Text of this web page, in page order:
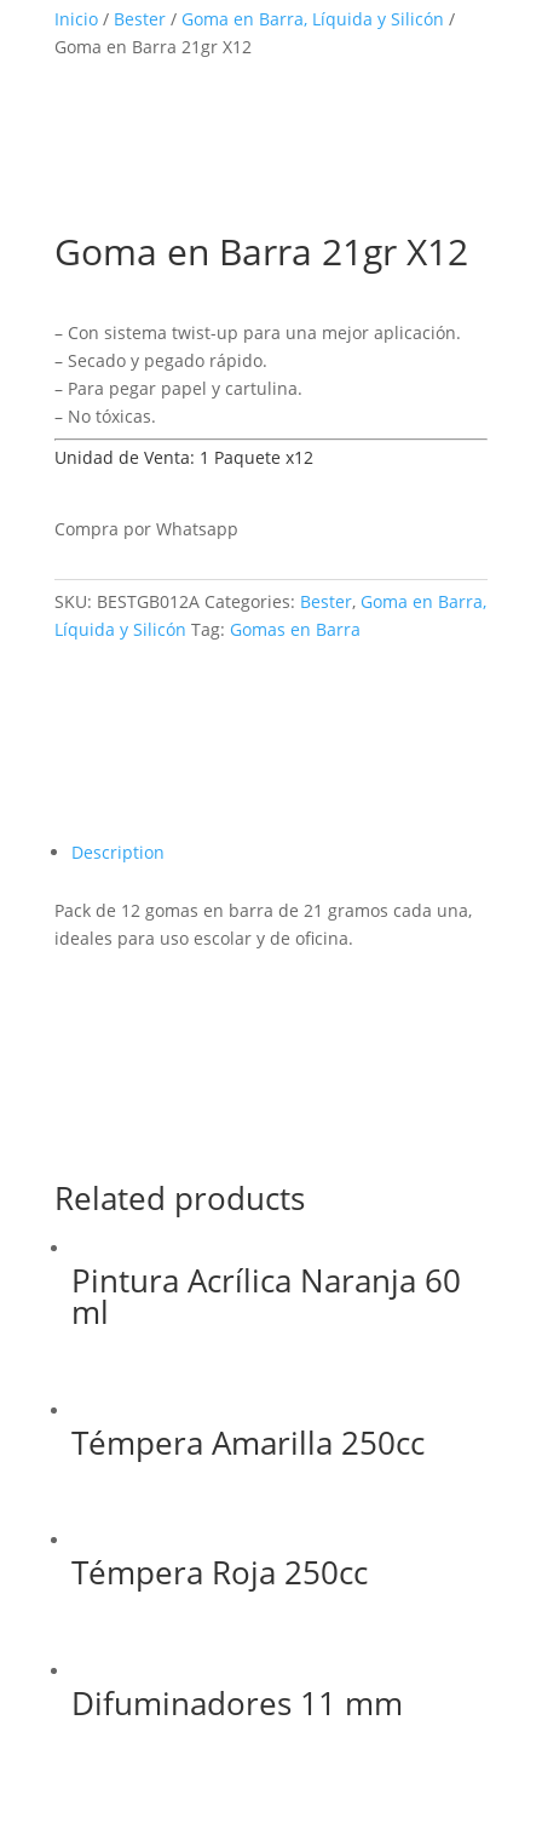
Inicio/ Bester/ Goma en Barra, Líquida y Silicón /
Goma en Barra 21gr X12
Goma en Barra 21gr X12
– Con sistema twist-up para una mejor aplicación.
– Secado y pegado rápido.
– Para pegar papel y cartulina.
– No tóxicas.
Unidad de Venta: 1 Paquete x12
Compra por Whatsapp
SKU: BESTGB012A Categories: Bester, Goma en Barra,
Líquida y Silicón Tag: Gomas en Barra
Description
Pack de 12 gomas en barra de 21 gramos cada una,
ideales para uso escolar y de oficina.
Related products
Pintura Acrílica Naranja 60
ml
Témpera Amarilla 250cc
Témpera Roja 250cc
Difuminadores 11 mm